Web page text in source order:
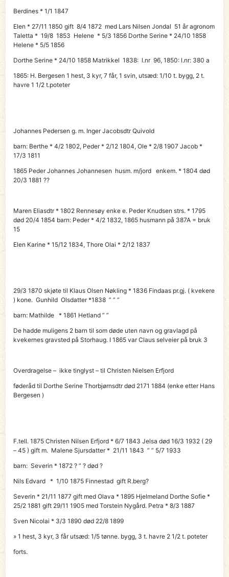
Berdines * 1/1 1847
Elen * 27/11 1850 gift 8/4 1872 med Lars Nilsen Jondal 51 år agronom
Taletta * 19/8 1853 Helene * 5/3 1856 Dorthe Serine * 24/10 1858
Helene * 5/5 1856
Dorthe Serine * 24/10 1858 Matrikkel 1838: l.nr 96, 1850: l.nr: 380 a
1865: H. Bergesen 1 hest, 3 kyr, 7 får, 1 svin, utsæd: 1/10 t. bygg, 2 t.
havre 1 1/2 t.poteter
Johannes Pedersen g. m. Inger Jacobsdtr Quivold
barn: Berthe * 4/2 1802, Peder * 2/12 1804,Ole * 2/8 1907 Jacob *
17/3 1811
1865 PederJohannes Johannesen husm. m/jord enkem. * 1804 død
20/3 1881 ??
Maren Eliasdtr * 1802 Rennesøy enke e. Peder Knudsen strs. * 1795
død 20/4 1854 barn: Peder * 4/2 1832, 1865 husmann på 387A = bruk
15
Elen Karine * 15/12 1834, Thore Olai * 2/12 1837
29/3 1870 skjøte til Klaus Olsen Nøkling* 1836 Findaas pr.gj. ( kvekere
) kone. Gunhild Olsdatter *1838 ” ” ”
barn: Mathilde * 1861 Hetland ” ”
De hadde muligens 2 barn til som døde uten navn og gravlagd på
kvekernes gravsted på Storhaug. I 1865 var Claus selveier på bruk 3
Overdragelse – ikke tinglyst – tilChristen Nielsen Erfjord
føderåd til Dorthe Serine Thorbjørnsdtr død 2171 1884 (enke etter Hans
Bergesen )
F.tell. 1875Christen Nilsen Erfjord* 6/7 1843 Jelsa død 16/3 1932 ( 29
– 45 ) gift m. Malene Sjursdatter * 21/11 1843 ” ” 5/7 1933
barn: Severin * 1872 ? ” ? død ?
Nils Edvard * 1/10 1875 Finnestad gift R.berg?
Severin * 21/11 1877 gift med Olava * 1895 Hjelmeland Dorthe Sofie *
25/2 1881 gift 29/11 1905 med Torstein Nygård. Petra * 8/3 1887
Sven Nicolai * 3/3 1890 død 22/8 1899
» 1 hest, 3 kyr, 3 får utsæd: 1/5 tønne. bygg, 3 t. havre 2 1/2 t. poteter
forts.